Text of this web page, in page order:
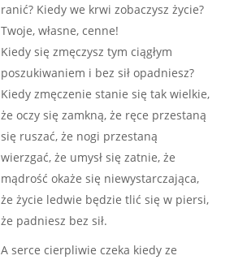
ranić? Kiedy we krwi zobaczysz życie?
Twoje, własne, cenne!
Kiedy się zmęczysz tym ciągłym
poszukiwaniem i bez sił opadniesz?
Kiedy zmęczenie stanie się tak wielkie,
że oczy się zamkną, że ręce przestaną
się ruszać, że nogi przestaną
wierzgać, że umysł się zatnie, że
mądrość okaże się niewystarczająca,
że życie ledwie będzie tlić się w piersi,
że padniesz bez sił.
A serce cierpliwie czeka kiedy ze